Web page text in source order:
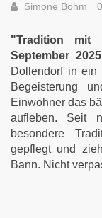
Simone Böhm
"Tradition mit
September 2025
Dollendorf in ein
Begeisterung
Einwohner das
aufleben. Seit
besondere
gepflegt und
Bann. Nicht